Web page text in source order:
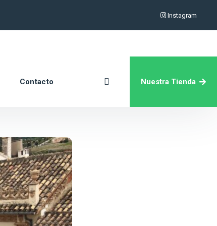
Instagram
Contacto Nuestra Tienda